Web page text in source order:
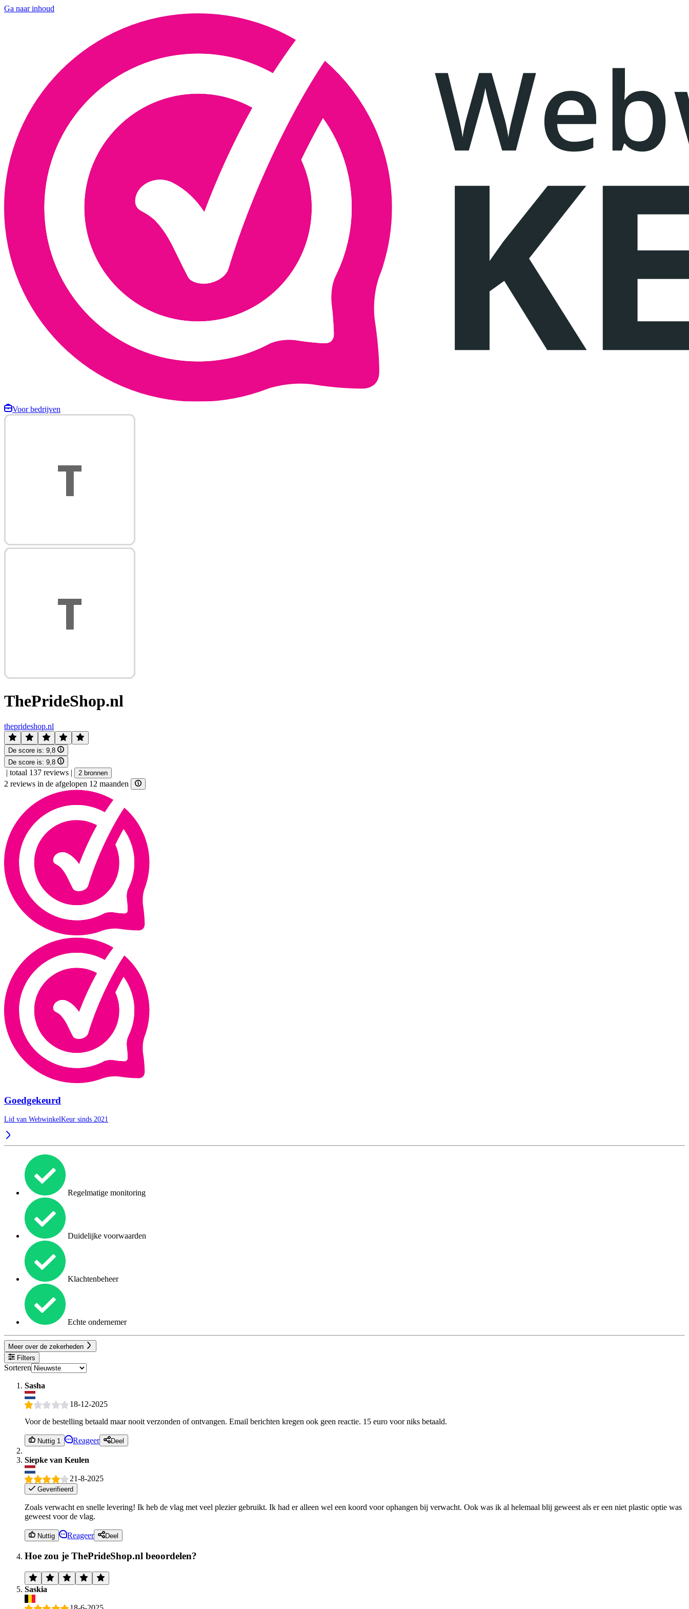
Ga naar inhoud
Voor bedrijven
ThePrideShop.nl
theprideshop.nl
De score is: 9,8
De score is: 9,8
| totaal 137 reviews | 2 bronnen
2 reviews in de afgelopen 12 maanden
Goedgekeurd
Lid van WebwinkelKeur sinds 2021
Regelmatige monitoring
Duidelijke voorwaarden
Klachtenbeheer
Echte ondernemer
Meer over de zekerheden
Filters
Sorteren
Sasha
18-12-2025
Voor de bestelling betaald maar nooit verzonden of ontvangen. Email berichten kregen ook geen reactie. 15 euro voor niks betaald.
Nuttig 1 Reageer Deel
Siepke van Keulen
21-8-2025
Geverifieerd
Zoals verwacht en snelle levering! Ik heb de vlag met veel plezier gebruikt. Ik had er alleen wel een koord voor ophangen bij verwacht. Ook was ik al helemaal blij geweest als er een niet plastic optie was
geweest voor de vlag.
Nuttig Reageer Deel
Hoe zou je ThePrideShop.nl beoordelen?
Saskia